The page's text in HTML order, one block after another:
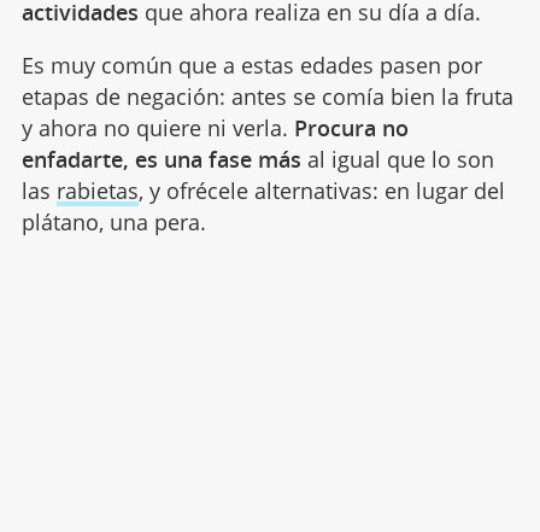
actividades que ahora realiza en su día a día.
Es muy común que a estas edades pasen por
etapas de negación: antes se comía bien la fruta
y ahora no quiere ni verla. Procura no
enfadarte, es una fase más al igual que lo son
las rabietas, y ofrécele alternativas: en lugar del
plátano, una pera.